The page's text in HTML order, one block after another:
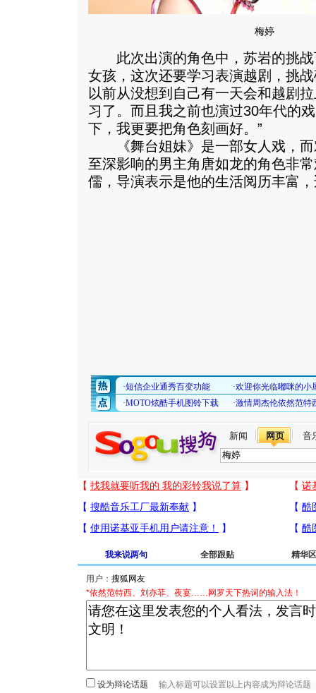
梅婷
此次出演的角色中，苏岩的挑战
女孩，这次还要学习表演越剧，挑
以前从没想到自己有一天会和越剧
习了。而且我之前也演过30年代的
下，我更要把角色刻画好。”
《舞台姐妹》是一部女人戏，而
至深影响的男主角唐如龙的角色非
儒，导演表示是他的生活阅历丰富
新闻 网页 音
我来说两句 全部跟贴 精华区
用户：
*依然范特西、刘亦菲、夜宴……网罗天下热词的输入法！
设为辩论话题